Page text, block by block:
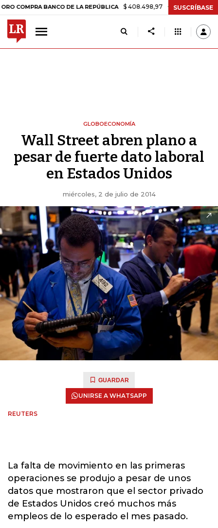
BANCO DE LA REPÚBLICA $ 408.498,97 +$ 8.753,81 +2,19%
SUSCRÍBASE
GLOBOECONOMÍA
Wall Street abren plano a
pesar de fuerte dato laboral
en Estados Unidos
miércoles, 2 de julio de 2014
GUARDAR
UNIRSE A WHATSAPP
REUTERS
La falta de movimiento en las primeras
operaciones se produjo a pesar de unos
datos que mostraron que el sector privado
de Estados Unidos creó muchos más
empleos de lo esperado el mes pasado.